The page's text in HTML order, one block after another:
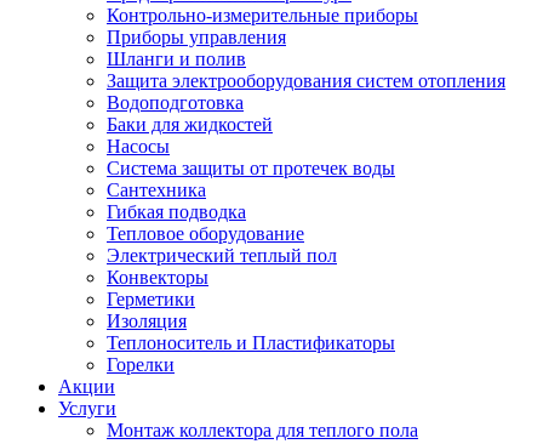
Контрольно-измерительные приборы
Приборы управления
Шланги и полив
Защита электрооборудования систем отопления
Водоподготовка
Баки для жидкостей
Насосы
Система защиты от протечек воды
Сантехника
Гибкая подводка
Тепловое оборудование
Электрический теплый пол
Конвекторы
Герметики
Изоляция
Теплоноситель и Пластификаторы
Горелки
Акции
Услуги
Монтаж коллектора для теплого пола